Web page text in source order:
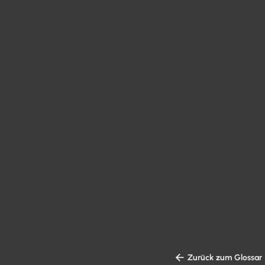
 Zurück zum Glossar